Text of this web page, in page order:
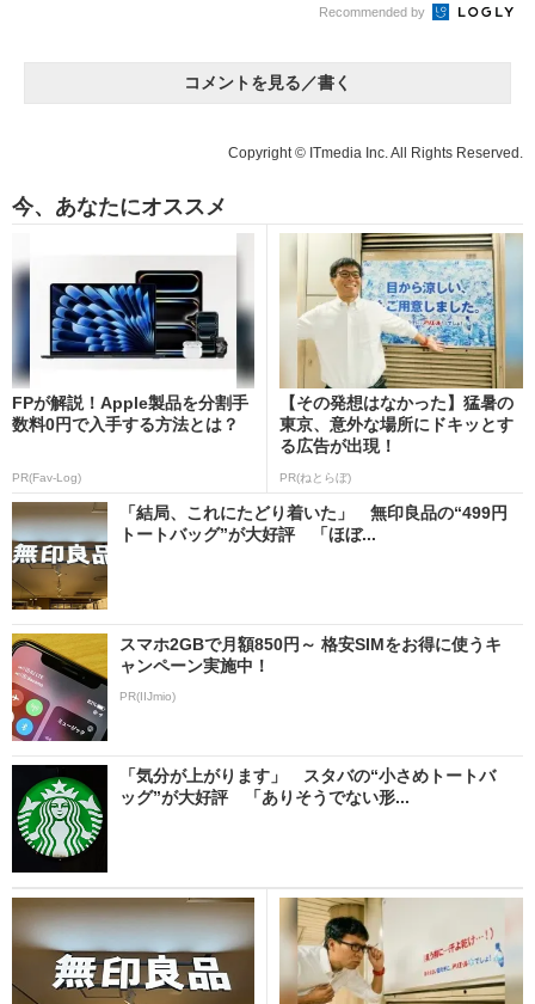
Recommended by
コメントを見る／書く
Copyright © ITmedia Inc. All Rights Reserved.
今、あなたにオススメ
FPが解説！Apple製品を分割手
数料0円で入手する方法とは？
PR(Fav-Log)
【その発想はなかった】猛暑の
東京、意外な場所にドキッとす
る広告が出現！
PR(ねとらぼ)
「結局、これにたどり着いた」 無印良品の“499円
トートバッグ”が大好評 「ほぼ...
スマホ2GBで月額850円～ 格安SIMをお得に使うキ
ャンペーン実施中！
PR(IIJmio)
「気分が上がります」 スタバの“小さめトートバ
ッグ”が大好評 「ありそうでない形...